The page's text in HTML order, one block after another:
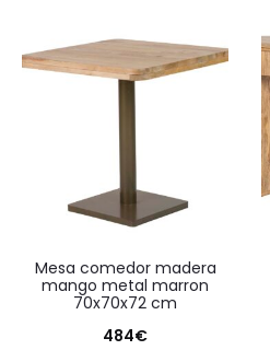
mesa comedor madera
mango metal marron
70x70x72 cm
484€